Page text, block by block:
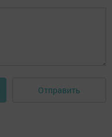
Отправить